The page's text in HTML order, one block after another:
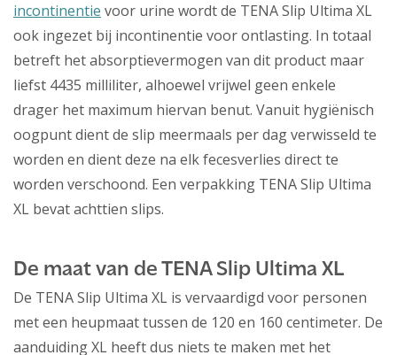
incontinentie voor urine wordt de TENA Slip Ultima XL
ook ingezet bij incontinentie voor ontlasting. In totaal
betreft het absorptievermogen van dit product maar
liefst 4435 milliliter, alhoewel vrijwel geen enkele
drager het maximum hiervan benut. Vanuit hygiënisch
oogpunt dient de slip meermaals per dag verwisseld te
worden en dient deze na elk fecesverlies direct te
worden verschoond. Een verpakking TENA Slip Ultima
XL bevat achttien slips.
De maat van de TENA Slip Ultima XL
De TENA Slip Ultima XL is vervaardigd voor personen
met een heupmaat tussen de 120 en 160 centimeter. De
aanduiding XL heeft dus niets te maken met het